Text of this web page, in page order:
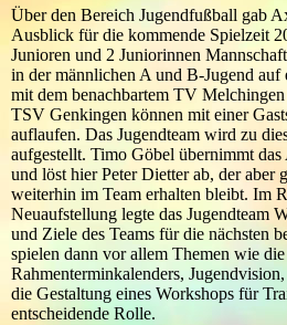
Über den Bereich Jugendfußball gab
Ausblick für die kommende Spielzeit
Junioren und 2 Juniorinnen
in der männlichen A und B-Jugend auf
mit dem benachbartem TV
TSV Genkingen können mit einer
auflaufen. Das Jugendteam wird zu
aufgestellt. Timo Göbel übernimmt das
und löst hier Peter Dietter ab, der aber
weiterhin im Team erhalten bleibt. Im
Neuaufstellung legte das Jugendteam
und Ziele des Teams für die nächsten
spielen dann vor allem Themen wie
Rahmenterminkalenders,
die Gestaltung eines Workshops für
entscheidende Rolle.